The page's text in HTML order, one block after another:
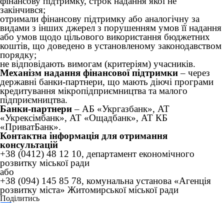
закінчився;
отримали фінансову підтримку або аналогічну за
видами з інших джерел з порушенням умов її надання
або умов щодо цільового використання бюджетних
коштів, що доведено в установленому законодавством
порядку;
не відповідають вимогам (критеріям) учасників.
Механізм надання фінансової підтримки– через
державні банки-партнери, що мають діючі програми
кредитування мікропідприємництва та малого
підприємництва.
Банки-партнери– АБ «Укргазбанк», АТ
«Укрексімбанк», АТ «Ощадбанк», АТ КБ
«ПриватБанк».
Контактна інформація для отримання
консультацій
+38 (0412) 48 12 10, департамент економічного
розвитку міської ради
або
+38 (094) 145 85 78, комунальна установа «Агенція
розвитку міста» Житомирської міської ради
Поділитись